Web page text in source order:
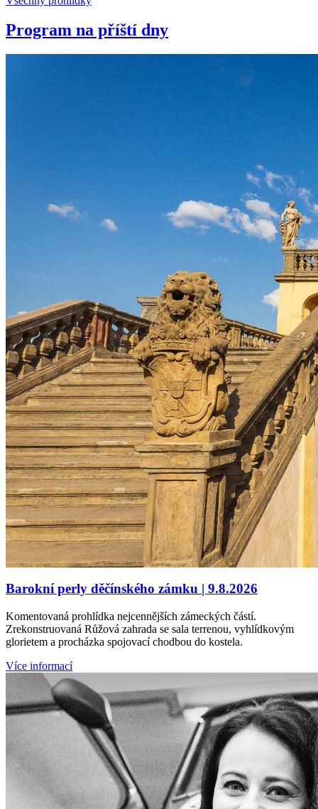
Program na příští dny
Barokní perly děčínského zámku | 9.8.2026
Komentovaná prohlídka nejcennějších zámeckých částí.
Zrekonstruovaná Růžová zahrada se sala terrenou, vyhlídkovým
glorietem a procházka spojovací chodbou do kostela.
Více informací